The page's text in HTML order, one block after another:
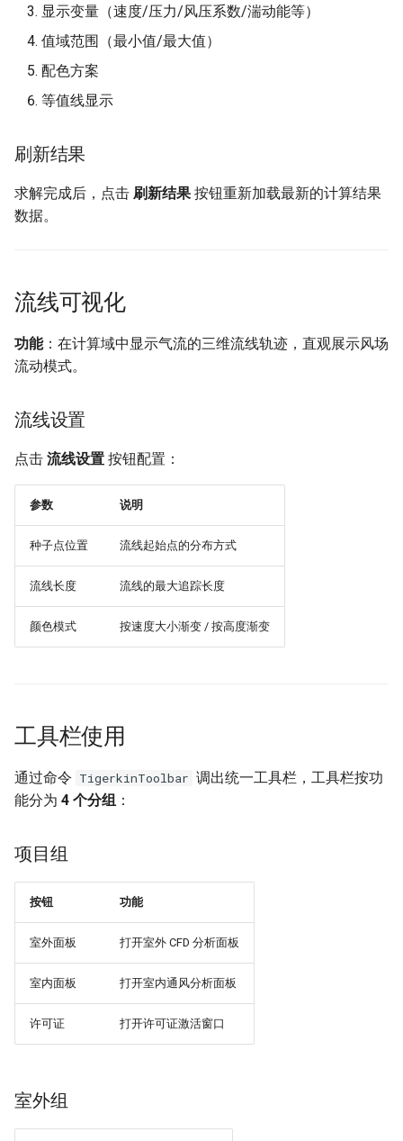
显示变量（速度/压力/风压系数/湍动能等）
值域范围（最小值/最大值）
配色方案
等值线显示
刷新结果
求解完成后，点击 刷新结果 按钮重新加载最新的计算结果
数据。
流线可视化
功能：在计算域中显示气流的三维流线轨迹，直观展示风场
流动模式。
流线设置
点击 流线设置 按钮配置：
参数 说明
种子点位置 流线起始点的分布方式
流线长度 流线的最大追踪长度
颜色模式 按速度大小渐变 / 按高度渐变
工具栏使用
通过命令 TigerkinToolbar 调出统一工具栏，工具栏按功
能分为 4 个分组 ：
项目组
按钮 功能
室外面板 打开室外 CFD 分析面板
室内面板 打开室内通风分析面板
许可证 打开许可证激活窗口
室外组